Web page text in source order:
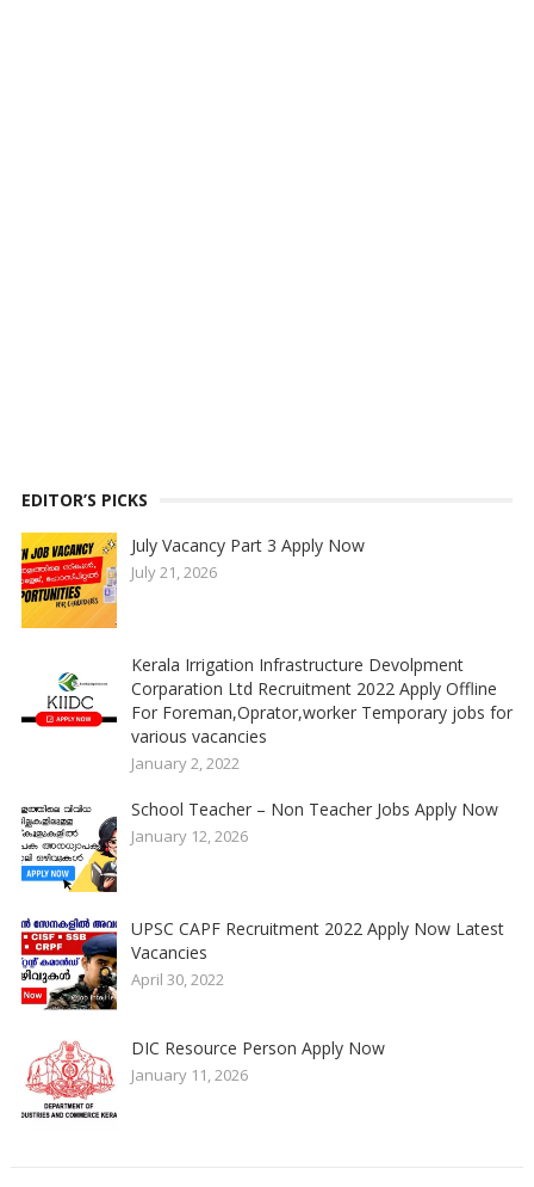
EDITOR’S PICKS
July Vacancy Part 3 Apply Now
July 21, 2026
Kerala Irrigation Infrastructure Devolpment
Corparation Ltd Recruitment 2022 Apply Offline
For Foreman,Oprator,worker Temporary jobs for
various vacancies
January 2, 2022
School Teacher – Non Teacher Jobs Apply Now
January 12, 2026
UPSC CAPF Recruitment 2022 Apply Now Latest
Vacancies
April 30, 2022
DIC Resource Person Apply Now
January 11, 2026